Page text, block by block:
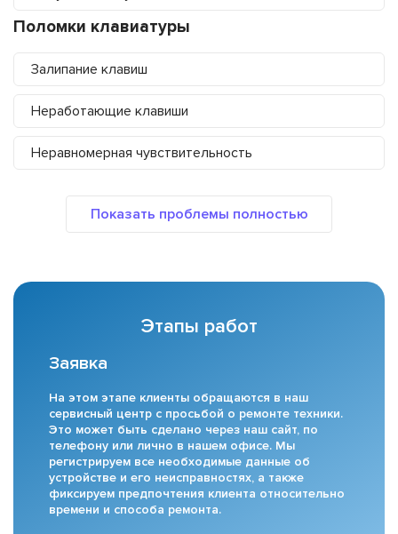
Поломки клавиатуры
Залипание клавиш
Неработающие клавиши
Неравномерная чувствительность
Этапы работ
Заявка
На этом этапе клиенты обращаются в наш
сервисный центр с просьбой о ремонте техники.
Это может быть сделано через наш сайт, по
телефону или лично в нашем офисе. Мы
регистрируем все необходимые данные об
устройстве и его неисправностях, а также
фиксируем предпочтения клиента относительно
времени и способа ремонта.